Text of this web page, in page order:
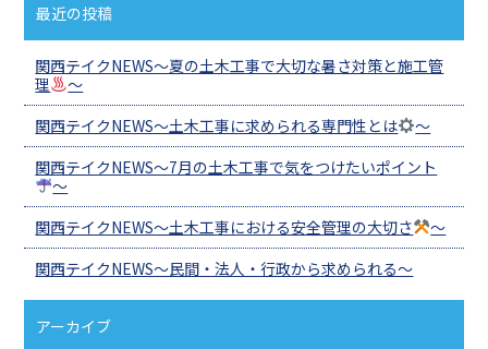
最近の投稿
関西テイクNEWS～夏の土木工事で大切な暑さ対策と施工管
理
～
関西テイクNEWS～土木工事に求められる専門性とは
～
関西テイクNEWS～7月の土木工事で気をつけたいポイント
～
関西テイクNEWS～土木工事における安全管理の大切さ
～
関西テイクNEWS～民間・法人・行政から求められる～
アーカイブ